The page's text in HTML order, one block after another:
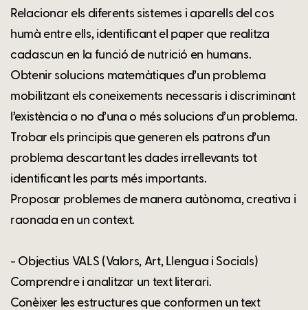
Relacionar els diferents sistemes i aparells del cos
humà entre ells, identificant el paper que realitza
cadascun en la funció de nutrició en humans.
Obtenir solucions matemàtiques d’un problema
mobilitzant els coneixements necessaris i discriminant
l’existència o no d’una o més solucions d’un problema.
Trobar els principis que generen els patrons d’un
problema descartant les dades irrellevants tot
identificant les parts més importants.
Proposar problemes de manera autònoma, creativa i
raonada en un context.
- Objectius VALS (Valors, Art, Llengua i Socials)
Comprendre i analitzar un text literari.
Conèixer les estructures que conformen un text